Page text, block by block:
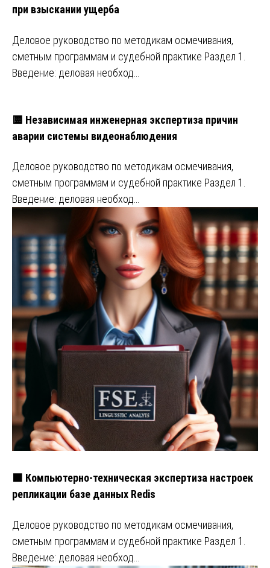
при взыскании ущерба
Деловое руководство по методикам осмечивания,
сметным программам и судебной практике Раздел 1.
Введение: деловая необход…
🟨 Независимая инженерная экспертиза причин
аварии системы видеонаблюдения
Деловое руководство по методикам осмечивания,
сметным программам и судебной практике Раздел 1.
Введение: деловая необход…
🟧 Компьютерно-техническая экспертиза настроек
репликации базе данных Redis
Деловое руководство по методикам осмечивания,
сметным программам и судебной практике Раздел 1.
Введение: деловая необход…